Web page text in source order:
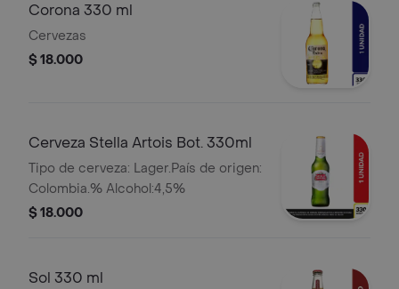
Corona 330 ml
Cervezas
$ 18.000
Cerveza Stella Artois Bot. 330ml
Tipo de cerveza: Lager.País de origen:
Colombia.% Alcohol:4,5%
$ 18.000
Sol 330 ml